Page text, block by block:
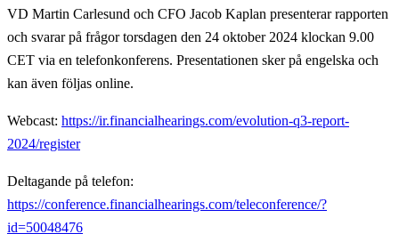
VD Martin Carlesund och CFO Jacob Kaplan presenterar rapporten
och svarar på frågor torsdagen den 24 oktober 2024 klockan 9.00
CET via en telefonkonferens. Presentationen sker på engelska och
kan även följas online.
Webcast: https://ir.financialhearings.com/evolution-q3-report-
2024/register
Deltagande på telefon:
https://conference.financialhearings.com/teleconference/?
id=50048476